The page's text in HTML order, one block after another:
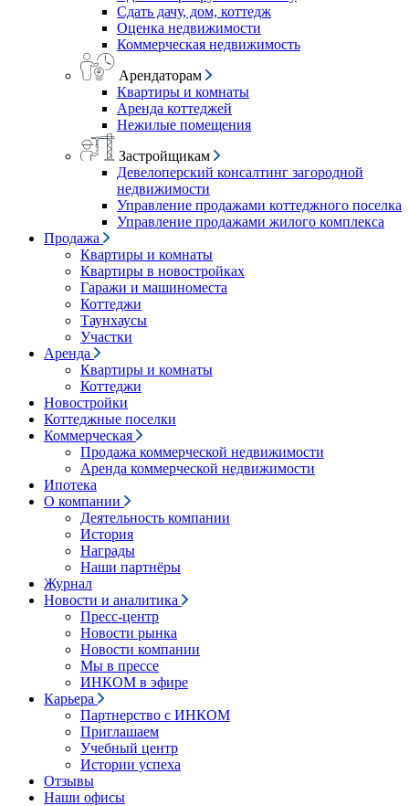
Сдать дачу, дом, коттедж
Оценка недвижимости
Коммерческая недвижимость
Арендаторам
Квартиры и комнаты
Аренда коттеджей
Нежилые помещения
Застройщикам
Девелоперский консалтинг загородной
недвижимости
Управление продажами коттеджного поселка
Управление продажами жилого комплекса
Продажа
Квартиры и комнаты
Квартиры в новостройках
Гаражи и машиноместа
Коттеджи
Таунхаусы
Участки
Аренда
Квартиры и комнаты
Коттеджи
Новостройки
Коттеджные поселки
Коммерческая
Продажа коммерческой недвижимости
Аренда коммерческой недвижимости
Ипотека
О компании
Деятельность компании
История
Награды
Наши партнёры
Журнал
Новости и аналитика
Пресс-центр
Новости рынка
Новости компании
Мы в прессе
ИНКОМ в эфире
Карьера
Партнерство с ИНКОМ
Приглашаем
Учебный центр
Истории успеха
Отзывы
Наши офисы